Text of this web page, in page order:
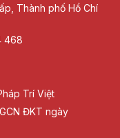
Thành phố Hồ Chí
468
Trí Việt
ĐKT ngày